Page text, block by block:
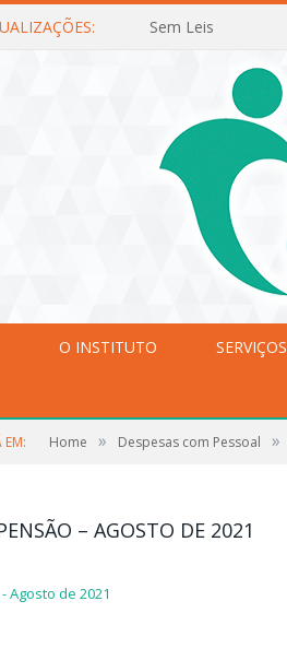
Sem Leis
O INSTITUTO SERVIÇOS
EM: Home » Despesas com Pessoal »
– AGOSTO DE 2021
Agosto de 2021